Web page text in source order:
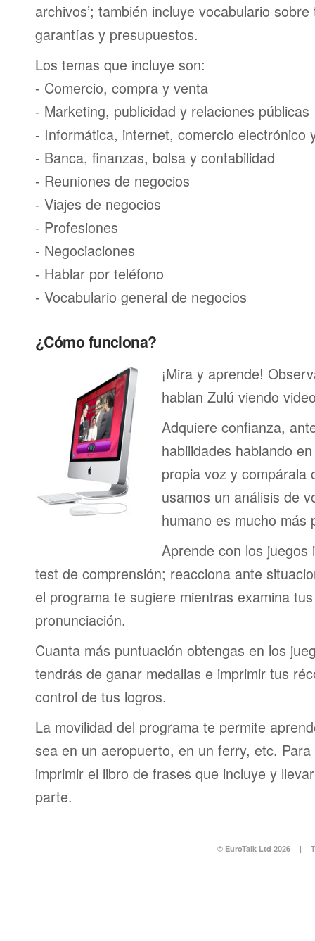
archivos’; también incluye vocabulario
garantías y presupuestos.
Los temas que incluye son:
- Comercio, compra y venta
- Marketing, publicidad y relaciones públicas
- Informática, internet, comercio electrónico
- Banca, finanzas, bolsa y contabilidad
- Reuniones de negocios
- Viajes de negocios
- Profesiones
- Negociaciones
- Hablar por teléfono
- Vocabulario general de negocios
¿Cómo funciona?
¡Mira y aprende!
hablan Zulú viendo
Adquiere confianza,
habilidades hablando
propia voz y compárala
usamos un análisis de
humano es mucho más
Aprende con los
test de comprensión; reacciona ante
el programa te sugiere mientras examina
pronunciación.
Cuanta más puntuación obtengas en los
tendrás de ganar medallas e imprimir tus
control de tus logros.
La movilidad del programa te permite
sea en un aeropuerto, en un ferry, etc.
imprimir el libro de frases que incluye y
parte.
© EuroTalk Ltd 2026 |